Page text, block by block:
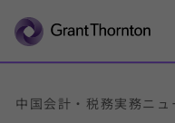
中国会計・税務実務ニュ